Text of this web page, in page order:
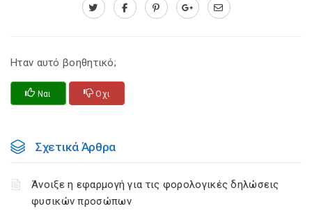
Ηταν αυτό βοηθητικό;
Ναι Οχι
Σχετικά Άρθρα
Άνοιξε η εφαρμογή για τις φορολογικές δηλώσεις
φυσικών προσώπων